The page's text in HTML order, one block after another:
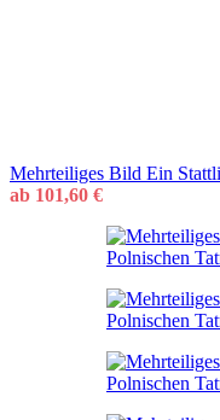
Mehrteiliges Bild Ein
ab 101,60 €